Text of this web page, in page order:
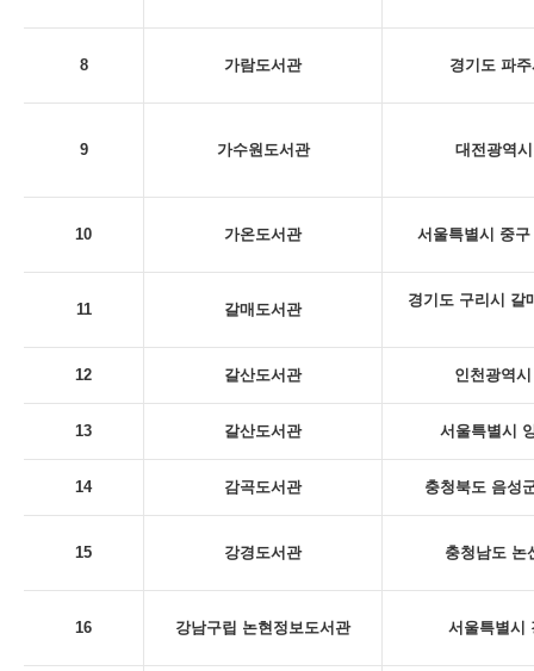
8 가람도서관 경기도 파
9 가수원도서관 대전광역
10 가온도서관 서울특별시 중
11 갈매도서관
경기도 구리시 갈
12 갈산도서관 인천광역
13 갈산도서관 서울특별시
14 감곡도서관 충청북도 음성
15 강경도서관 충청남도 논
16 강남구립 논현정보도서관 서울특별시